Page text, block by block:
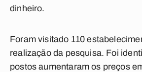
dinheiro.
Foram visitado 110
realização da pesquisa. Foi
postos aumentaram os preços